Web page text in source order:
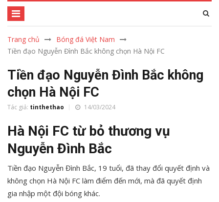
Trang chủ
Bóng đá Việt Nam
Tiền đạo Nguyễn Đình Bắc không chọn Hà Nội FC
Tiền đạo Nguyễn Đình Bắc không
chọn Hà Nội FC
Tác giả: tinthethao 14/03/2024
Hà Nội FC từ bỏ thương vụ
Nguyễn Đình Bắc
Tiền đạo Nguyễn Đình Bắc, 19 tuổi, đã thay đổi quyết định và
không chọn Hà Nội FC làm điểm đến mới, mà đã quyết định
gia nhập một đội bóng khác.